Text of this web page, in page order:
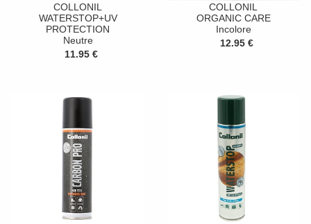
COLLONIL
WATERSTOP+UV
PROTECTION
Neutre
11.95 €
COLLONIL
ORGANIC CARE
Incolore
12.95 €